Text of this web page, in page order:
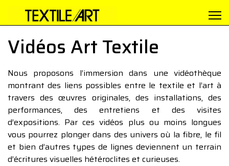
Vidéos Art Textile
Nous proposons l’immersion dans une vidéothèque
montrant des liens possibles entre le textile et l’art à
travers des œuvres originales, des installations, des
performances, des entretiens et des visites
d’expositions. Par ces vidéos plus ou moins longues
vous pourrez plonger dans des univers où la fibre, le fil
et bien d’autres types de lignes deviennent un terrain
d’écritures visuelles hétéroclites et curieuses.